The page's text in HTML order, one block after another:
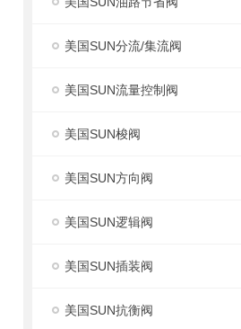
美国SUN分流/集流阀
美国SUN流量控制阀
美国SUN梭阀
美国SUN方向阀
美国SUN逻辑阀
美国SUN插装阀
美国SUN抗衡阀